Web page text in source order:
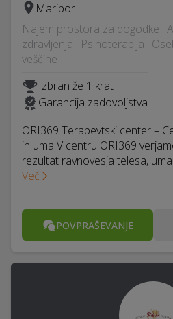
Maribor
Najem prostora za dogodke ·
zdravljenja · Psihoterapija ·
veščine
Izbran že 1 krat
Garancija zadovoljstva
ORI369 Terapevtski center –
in uma V centru ORI369
rezultat ravnovesja telesa,
Več
POVPRAŠEVANJE